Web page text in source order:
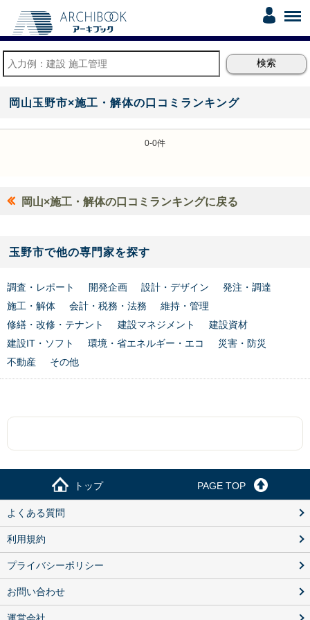
岡山玉野市×施工・解体の口コミランキング
0-0件
岡山×施工・解体の口コミランキングに戻る
玉野市で他の専門家を探す
調査・レポート 開発企画 設計・デザイン
発注・調達
施工・解体
会計・税務・法務
維持・管理
修繕・改修・テナント
建設マネジメント
建設資材
建設IT・ソフト
環境・省エネルギー・エコ
災害・防災
不動産
その他
トップ PAGE TOP
よくある質問
利用規約
プライバシーポリシー
お問い合わせ
運営会社